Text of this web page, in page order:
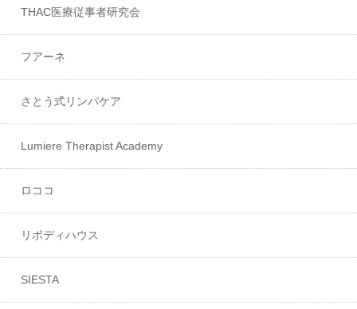
THAC医療従事者研究会
フアーネ
さとう式リンパケア
Lumiere Therapist Academy
ロココ
リボディハウス
SIESTA